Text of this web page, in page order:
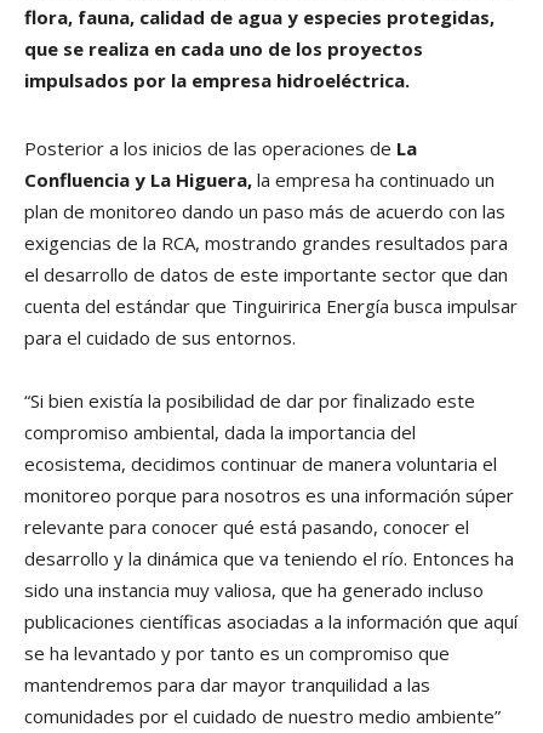
flora, fauna, calidad de agua y especies protegidas,
que se realiza en cada uno de los proyectos
impulsados por la empresa hidroeléctrica.
Posterior a los inicios de las operaciones de La
Confluencia y La Higuera, la empresa ha continuado un
plan de monitoreo dando un paso más de acuerdo con las
exigencias de la RCA, mostrando grandes resultados para
el desarrollo de datos de este importante sector que dan
cuenta del estándar que Tinguiririca Energía busca impulsar
para el cuidado de sus entornos.
“Si bien existía la posibilidad de dar por finalizado este
compromiso ambiental, dada la importancia del
ecosistema, decidimos continuar de manera voluntaria el
monitoreo porque para nosotros es una información súper
relevante para conocer qué está pasando, conocer el
desarrollo y la dinámica que va teniendo el río. Entonces ha
sido una instancia muy valiosa, que ha generado incluso
publicaciones científicas asociadas a la información que aquí
se ha levantado y por tanto es un compromiso que
mantendremos para dar mayor tranquilidad a las
comunidades por el cuidado de nuestro medio ambiente”